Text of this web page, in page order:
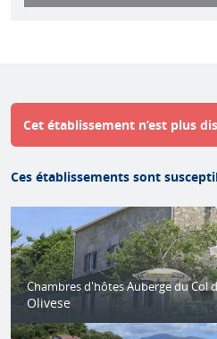
Cet établissement n’est plus
Ces établissements sont
Olivese